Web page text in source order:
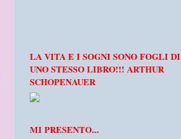
LA VITA E I SOGNI SONO FOGLI DI
UNO STESSO LIBRO!!! ARTHUR
SCHOPENAUER
MI PRESENTO...